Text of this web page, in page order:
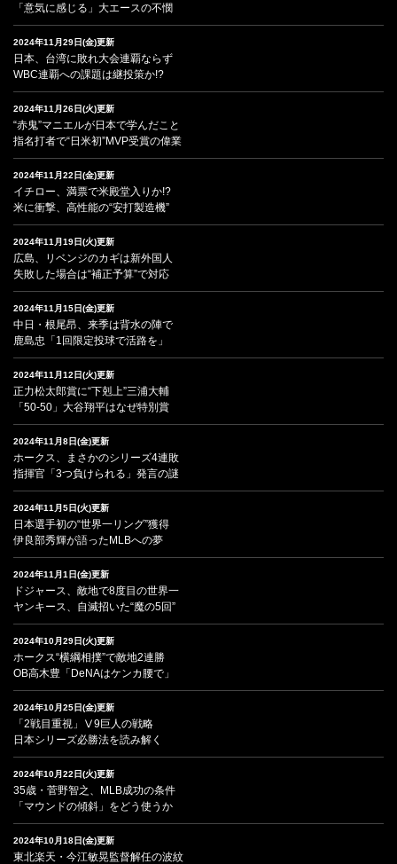
「意気に感じる」大エースの不憫
2024年11月29日(金)更新
日本、台湾に敗れ大会連覇ならず
WBC連覇への課題は継投策か!?
2024年11月26日(火)更新
“赤鬼”マニエルが日本で学んだこと
指名打者で“日米初”MVP受賞の偉業
2024年11月22日(金)更新
イチロー、満票で米殿堂入りか!?
米に衝撃、高性能の“安打製造機”
2024年11月19日(火)更新
広島、リベンジのカギは新外国人
失敗した場合は“補正予算”で対応
2024年11月15日(金)更新
中日・根尾昂、来季は背水の陣で
鹿島忠「1回限定投球で活路を」
2024年11月12日(火)更新
正力松太郎賞に“下剋上”三浦大輔
「50-50」大谷翔平はなぜ特別賞
2024年11月8日(金)更新
ホークス、まさかのシリーズ4連敗
指揮官「3つ負けられる」発言の謎
2024年11月5日(火)更新
日本選手初の“世界一リング”獲得
伊良部秀輝が語ったMLBへの夢
2024年11月1日(金)更新
ドジャース、敵地で8度目の世界一
ヤンキース、自滅招いた“魔の5回”
2024年10月29日(火)更新
ホークス“横綱相撲”で敵地2連勝
OB高木豊「DeNAはケンカ腰で」
2024年10月25日(金)更新
「2戦目重視」Ⅴ9巨人の戦略
日本シリーズ必勝法を読み解く
2024年10月22日(火)更新
35歳・菅野智之、MLB成功の条件
「マウンドの傾斜」をどう使うか
2024年10月18日(金)更新
東北楽天・今江敏晃監督解任の波紋